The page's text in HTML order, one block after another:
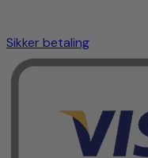
Sikker betaling